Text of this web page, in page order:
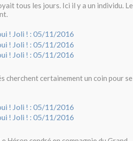
tous les jours. Ici il y a un individu. Le
cherchent certainement un coin pour se